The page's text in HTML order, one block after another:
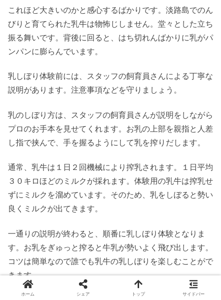
これほど大きいのかと感心するばかりです。淡路島でのん
びりと育てられた乳牛は物怖じしません。堂々とした立ち
振る舞いです。背後に回ると、はち切れんばかりに乳がパ
ンパンに膨らんでいます。
乳しぼり体験前には、スタッフの飼育員さんによる丁寧な
説明があります。注意事項などを守りましょう。
乳のしぼり方は、スタッフの飼育員さんが説明をしながら
プロのお手本を見せてくれます。お乳の上部を親指と人差
し指で挟んで、手を握るようにして乳を搾りだします。
通常、乳牛は１日２回機械により搾乳されます。１日平均
３０キロほどのミルクが採れます。体験用の乳牛は搾乳せ
ずにミルクを溜めています。そのため、乳をしぼると勢い
良くミルクが出てきます。
一通りの説明が終わると、順番に乳しぼり体験となりま
す。お乳をぎゅっと搾ると牛乳が勢いよく飛び出します。
コツは簡単なので誰でも乳牛の乳しぼりを楽しむことがで
きます。
ホーム シェア トップ サイドバー